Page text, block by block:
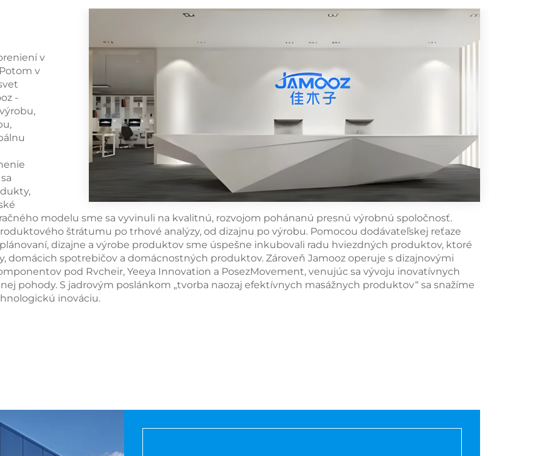
v
v
-
modelu sme sa vyvinuli na kvalitnú, rozvojom pohánanú presnú výrobnú spoločnosť.
štrátumu po trhové analýzy, od dizajnu po výrobu. Pomocou dodávateľskej reťaze
dizajne a výrobe produktov sme úspešne inkubovali radu hviezdných produktov, ktoré
domácich spotrebičov a domácnostných produktov. Zároveň Jamooz operuje s dizajnovými
pod Rvcheir, Yeeya Innovation a PosezMovement, venujúc sa vývoju inovatívnych
pohody. S jadrovým poslánkom „tvorba naozaj efektívnych masážnych produktov“ sa snažíme
inováciu.